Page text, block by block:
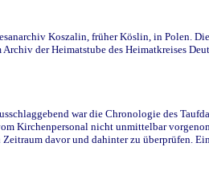
Koszalin, früher Köslin, in Polen.
der Heimatstube des Heimatkreises
war die Chronologie des
Kirchenpersonal nicht unmittelbar
davor und dahinter zu überprüfen.